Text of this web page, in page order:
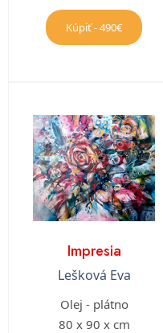
Kúpiť - 490€
Impresia
Lešková Eva
Olej - plátno
80 x 90 x cm